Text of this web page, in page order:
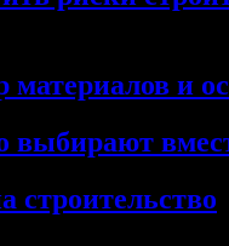
и
выбирают
строительство